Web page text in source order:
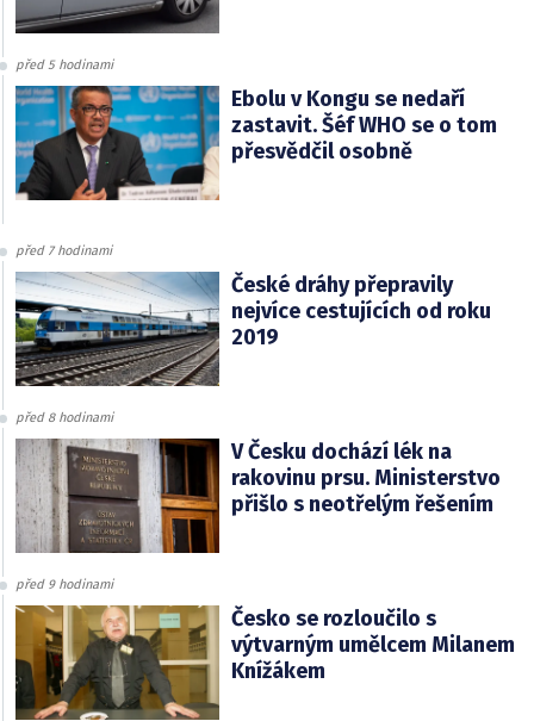
před 5 hodinami
Ebolu v Kongu se nedaří
zastavit. Šéf WHO se o tom
přesvědčil osobně
před 7 hodinami
České dráhy přepravily
nejvíce cestujících od roku
2019
před 8 hodinami
V Česku dochází lék na
rakovinu prsu. Ministerstvo
přišlo s neotřelým řešením
před 9 hodinami
Česko se rozloučilo s
výtvarným umělcem Milanem
Knížákem